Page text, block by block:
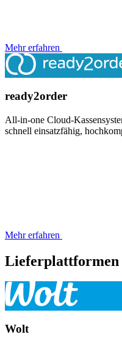
Mehr erfahren
ready2order
All-in-one Cloud-
schnell einsatzfähig,
Mehr erfahren
Lieferplattformen
Wolt